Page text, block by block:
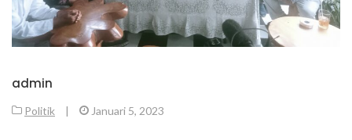
admin
Politik | Januari 5, 2023